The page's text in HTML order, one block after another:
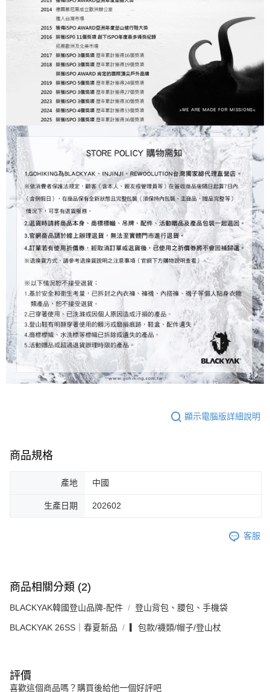
顯示電腦版詳細說明
商品規格
產地 中國
生產日期 202602
客服
商品相關分類 (2)
BLACKYAK韓國登山品牌-配件 登山背包、腰包、手機袋
BLACKYAK 26SS｜春夏新品 ▎包款/襪類/帽子/登山杖
評價
喜歡這個商品嗎？購買後給他一個好評吧